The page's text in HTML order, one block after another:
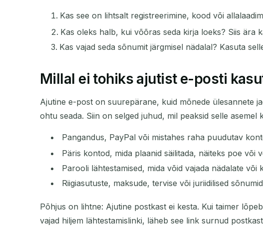
Kas see on lihtsalt registreerimine, kood või
Kas oleks halb, kui võõras seda kirja loeks? Siis ära
Kas vajad seda sõnumit järgmisel nädalal? Kasuta
Millal ei tohiks ajutist e-posti
Ajutine e-post on suurepärane, kuid mõnede ülesannete
ohtu seada. Siin on selged juhud, mil peaksid selle asemel
Pangandus, PayPal või mistahes raha puudutav
Päris kontod, mida plaanid säilitada, näiteks poe või
Parooli lähtestamised, mida võid vajada nädalate või
Riigiasutuste, maksude, tervise või juriidilised sõnumid
Põhjus on lihtne: Ajutine postkast ei kesta. Kui taimer
vajad hiljem lähtestamislinki, läheb see link surnud